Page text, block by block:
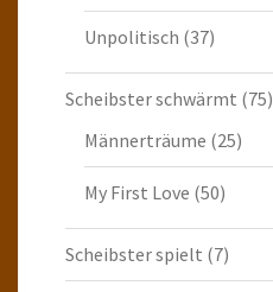
Unpolitisch (37)
Scheibster schwärmt (75)
Männerträume (25)
My First Love (50)
Scheibster spielt (7)